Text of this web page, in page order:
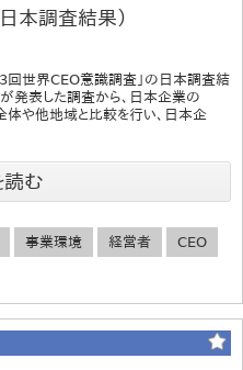
本調査結果）
回世界CEO意識調査」の日本調査結
発表した調査から、日本企業の
や他地域と比較を行い、日本企
読む
事業環境 経営者 CEO